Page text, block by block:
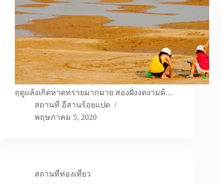
ฤดูแล้งเกิดหาดทรายมากมาย สองฝั่งงดงามด้…
สถานที่ อีสานร้อยแปด
พฤษภาคม 5, 2020
สถานที่ท่องเที่ยว